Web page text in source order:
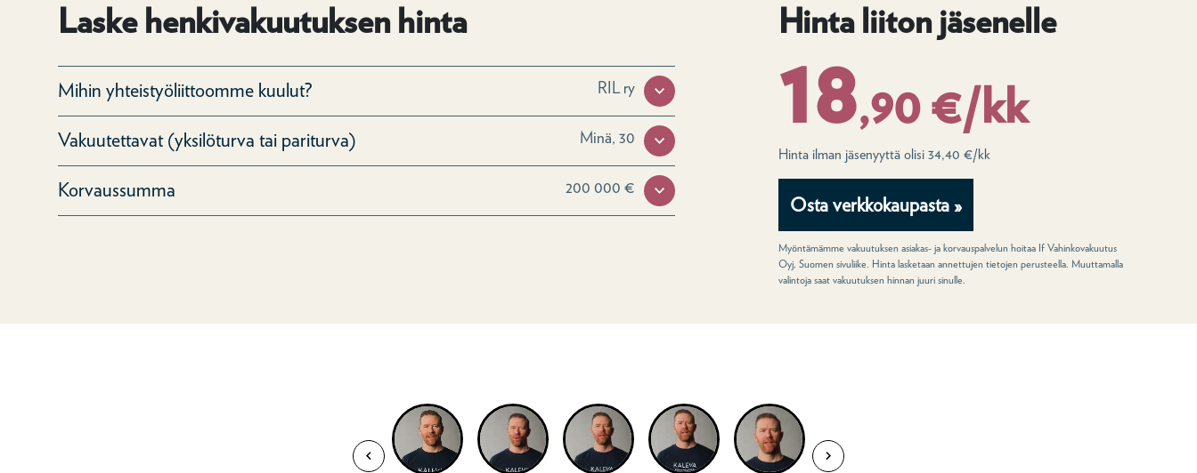
Laske henkivakuutuksen hinta
Mihin yhteistyöliittoomme kuulut? RIL ry
Vakuutettavat (yksilöturva tai pariturva) Minä, 30
Korvaussumma 200 000 €
Hinta liiton jäsenelle
18,90 €/kk
Hinta ilman jäsenyyttä olisi 34,40 €/kk
Osta verkkokaupasta »
Myöntämämme vakuutuksen asiakas- ja korvauspalvelun hoitaa If Vahinkovakuutus
Oyj, Suomen sivuliike. Hinta lasketaan annettujen tietojen perusteella. Muuttamalla
valintoja saat vakuutuksen hinnan juuri sinulle.